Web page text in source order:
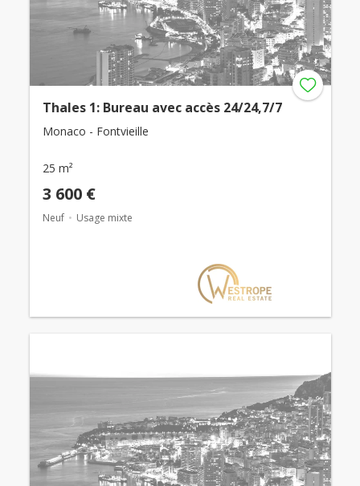
Thales 1: Bureau avec accès 24/24,7/7
Monaco - Fontvieille
25 m²
3 600 €
Neuf Usage mixte